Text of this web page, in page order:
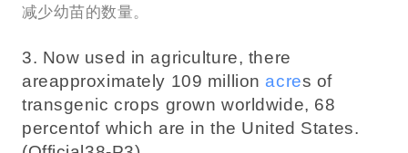
减少幼苗的数量。
3. Now used in agriculture, there
areapproximately 109 million acres of
transgenic crops grown worldwide, 68
percentof which are in the United States.